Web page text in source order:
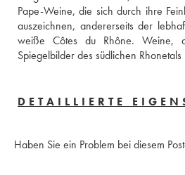
Pape-Weine, die sich durch ihre
auszeichnen, andererseits der
weiße Côtes du Rhône. Weine,
Spiegelbilder des südlichen
DETAILLIERTE
Haben Sie ein Problem bei diesem